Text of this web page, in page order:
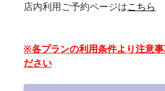
店内利用ご予約ページはこちら
※各プランの利用条件より注意事
ださい